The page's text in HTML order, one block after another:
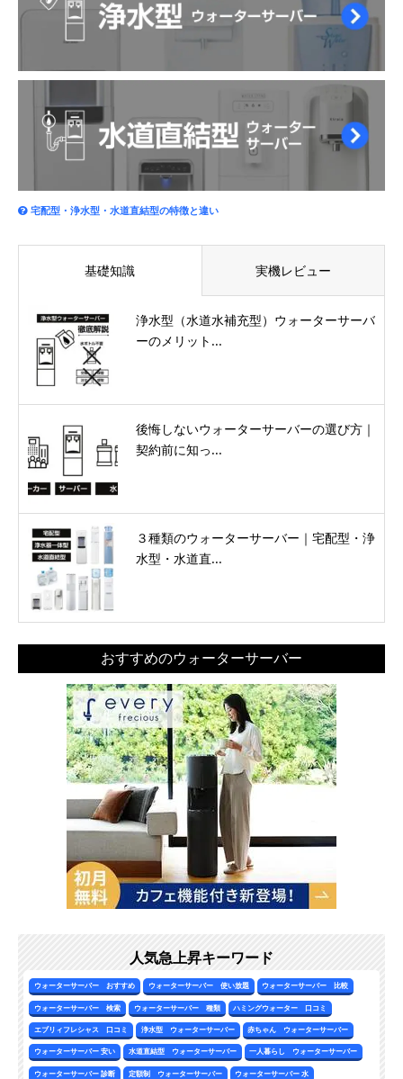
宅配型・浄水型・水道直結型の特徴と違い
基礎知識 実機レビュー
浄水型（水道水補充型）ウォーターサーバ
ーのメリット...
後悔しないウォーターサーバーの選び方｜
契約前に知っ...
３種類のウォーターサーバー｜宅配型・浄
水型・水道直...
おすすめのウォーターサーバー
人気急上昇キーワード
ウォーターサーバー おすすめ ウォーターサーバー 使い放題 ウォーターサーバー 比較
ウォーターサーバー 検索 ウォーターサーバー 種類 ハミングウォーター 口コミ
エブリィフレシャス 口コミ 浄水型 ウォーターサーバー 赤ちゃん ウォーターサーバー
ウォーターサーバー 安い 水道直結型 ウォーターサーバー 一人暮らし ウォーターサーバー
ウォーターサーバー 診断 定額制 ウォーターサーバー ウォーターサーバー 水